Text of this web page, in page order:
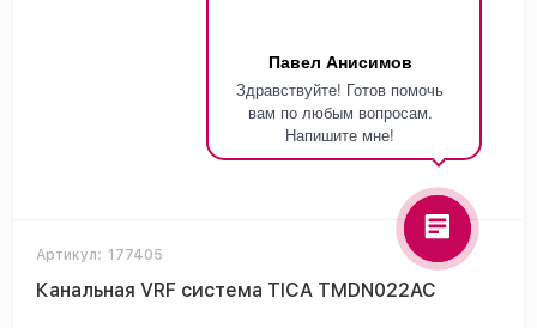
Павел Анисимов
Здравствуйте! Готов помочь
вам по любым вопросам.
Напишите мне!
Артикул: 177405
Канальная VRF система TICA TMDN022AC